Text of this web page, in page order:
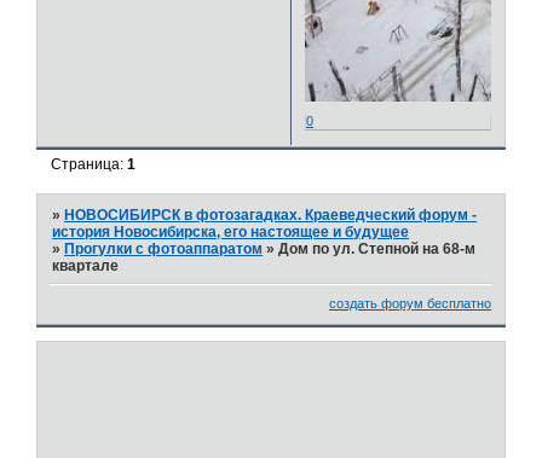
0
Страница:1
»НОВОСИБИРСК в фотозагадках. Краеведческий форум -
история Новосибирска, его настоящее и будущее
»Прогулки с фотоаппаратом »Дом по ул. Степной на 68-м
квартале
создать форум бесплатно